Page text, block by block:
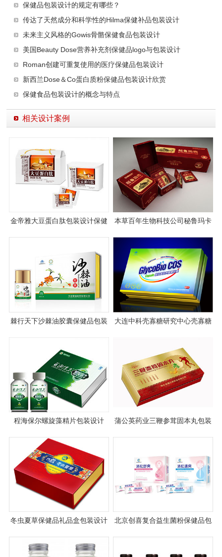
保健品包装设计的规定有哪些？
传达了天然成分和科学性的Hilma保健补品包装设计
未来主义风格的Gowis骨骼保健食品包装设计
美国Beauty Dose营养补充剂保健品logo与包装设计
Roman创建可重复使用的医疗保健品包装设计
新西兰Dose＆Co蛋白质粉保健品包装设计欣赏
保健食品包装设计的概念与特点
相关设计案例
金帝雅大豆蛋白肽包装设计保健
本草百年生物科技公司秘鲁玛卡
棘行天下沙棘油胶囊保健品包装
大连中科壳寡糖研究中心壳寡糖
程海保尔螺旋藻精片包装设计
蒲公英药业三鞭参茸固本丸包装
冬虫夏草保健品礼品盒包装设计
北京创喜复合益生菌粉保健品包